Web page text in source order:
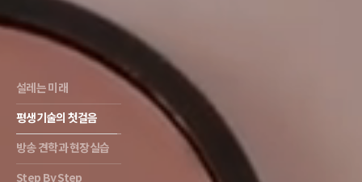
설레는 미래
평생기술의 첫걸음
방송 견학과 현장실습
Step By Step